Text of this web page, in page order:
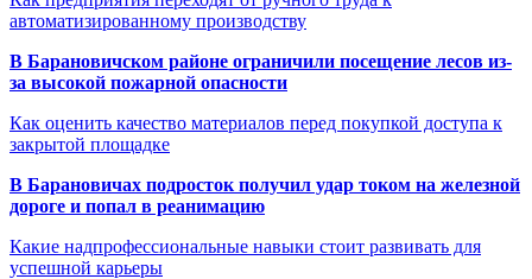
автоматизированному производству
В Барановичском районе ограничили посещение лесов из-
за высокой пожарной опасности
Как оценить качество материалов перед покупкой доступа к
закрытой площадке
В Барановичах подросток получил удар током на железной
дороге и попал в реанимацию
Какие надпрофессиональные навыки стоит развивать для
успешной карьеры